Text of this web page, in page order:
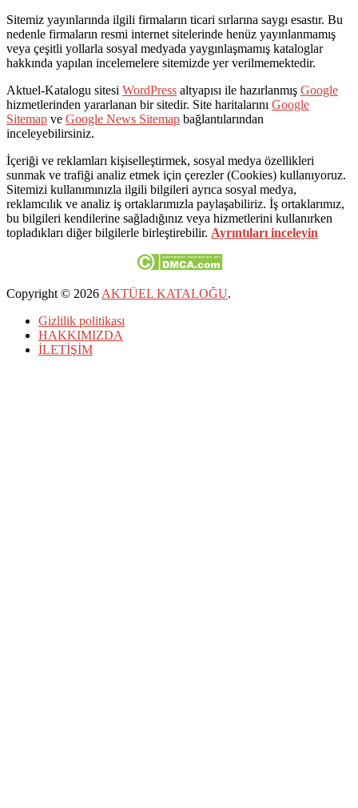
Sitemiz yayınlarında ilgili firmaların ticari sırlarına saygı esastır. Bu
nedenle firmaların resmi internet sitelerinde henüz yayınlanmamış
veya çeşitli yollarla sosyal medyada yaygınlaşmamış kataloglar
hakkında yapılan incelemelere sitemizde yer verilmemektedir.
Aktuel-Katalogu sitesi WordPress altyapısı ile hazırlanmış Google
hizmetlerinden yararlanan bir sitedir. Site haritalarını Google
Sitemap ve Google News Sitemap bağlantılarından
inceleyebilirsiniz.
İçeriği ve reklamları kişiselleştirmek, sosyal medya özellikleri
sunmak ve trafiği analiz etmek için çerezler (Cookies) kullanıyoruz.
Sitemizi kullanımınızla ilgili bilgileri ayrıca sosyal medya,
reklamcılık ve analiz iş ortaklarımızla paylaşabiliriz. İş ortaklarımız,
bu bilgileri kendilerine sağladığınız veya hizmetlerini kullanırken
topladıkları diğer bilgilerle birleştirebilir. Ayrıntıları inceleyin
Copyright © 2026 AKTÜEL KATALOĞU.
Gizlilik politikası
HAKKIMIZDA
İLETİŞİM